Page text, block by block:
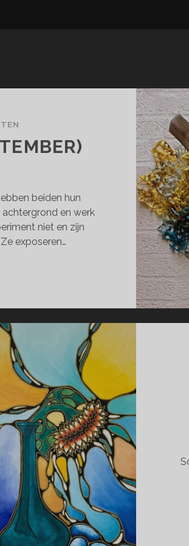
beiden hun
achtergrond en werk
niet en zijn
exposeren…